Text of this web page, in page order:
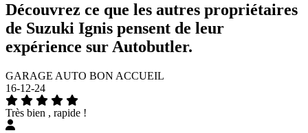
Découvrez ce que les autres propriétaires
de Suzuki Ignis pensent de leur
expérience sur Autobutler.
GARAGE AUTO BON ACCUEIL
16-12-24
Très bien , rapide !